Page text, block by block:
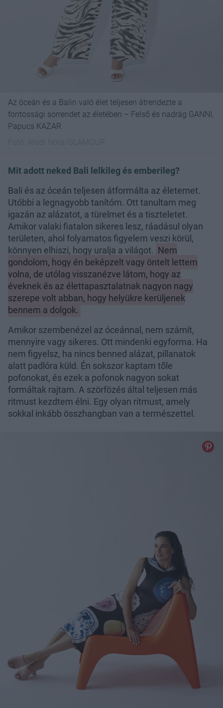
Az óceán és a Balin való élet teljesen átrendezte a
fontossági sorrendet az életében – Felső és nadrág GANNI,
Papucs KAZAR
Mit adott neked Bali lelkileg és emberileg?
Bali és az óceán teljesen átformálta az életemet.
Utóbbi a legnagyobb tanítóm. Ott tanultam meg
igazán az alázatot, a türelmet és a tiszteletet.
Amikor valaki fiatalon sikeres lesz, ráadásul olyan
területen, ahol folyamatos figyelem veszi körül,
könnyen elhiszi, hogy uralja a világot. Nem
gondolom, hogy én beképzelt vagy öntelt lettem
volna, de utólag visszanézve látom, hogy az
éveknek és az élettapasztalatnak nagyon nagy
szerepe volt abban, hogy helyükre kerüljenek
bennem a dolgok.
Amikor szembenézel az óceánnal, nem számít,
mennyire vagy sikeres. Ott mindenki egyforma. Ha
nem figyelsz, ha nincs benned alázat, pillanatok
alatt padlóra küld. Én sokszor kaptam tőle
pofonokat, és ezek a pofonok nagyon sokat
formáltak rajtam. A szörfözés által teljesen más
ritmust kezdtem élni. Egy olyan ritmust, amely
sokkal inkább összhangban van a természettel.